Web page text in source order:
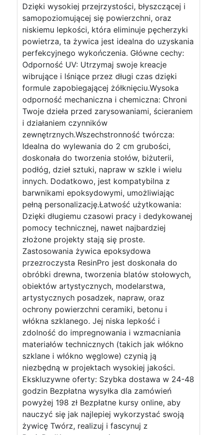
Dzięki wysokiej przejrzystości, błyszczącej i
samopoziomującej się powierzchni, oraz
niskiemu lepkości, która eliminuje pęcherzyki
powietrza, ta żywica jest idealna do uzyskania
perfekcyjnego wykończenia. Główne cechy:
Odporność UV: Utrzymaj swoje kreacje
wibrujące i lśniące przez długi czas dzięki
formule zapobiegającej żółknięciu.Wysoka
odporność mechaniczna i chemiczna: Chroni
Twoje dzieła przed zarysowaniami, ścieraniem
i działaniem czynników
zewnętrznych.Wszechstronność twórcza:
Idealna do wylewania do 2 cm grubości,
doskonała do tworzenia stołów, biżuterii,
podłóg, dzieł sztuki, napraw w szkle i wielu
innych. Dodatkowo, jest kompatybilna z
barwnikami epoksydowymi, umożliwiając
pełną personalizację.Łatwość użytkowania:
Dzięki długiemu czasowi pracy i dedykowanej
pomocy technicznej, nawet najbardziej
złożone projekty stają się proste.
Zastosowania żywica epoksydowa
przezroczysta ResinPro jest doskonała do
obróbki drewna, tworzenia blatów stołowych,
obiektów artystycznych, modelarstwa,
artystycznych posadzek, napraw, oraz
ochrony powierzchni ceramiki, betonu i
włókna szklanego. Jej niska lepkość i
zdolność do impregnowania i wzmacniania
materiałów technicznych (takich jak włókno
szklane i włókno węglowe) czynią ją
niezbędną w projektach wysokiej jakości.
Ekskluzywne oferty: Szybka dostawa w 24-48
godzin Bezpłatna wysyłka dla zamówień
powyżej 198 zł Bezpłatne kursy online, aby
nauczyć się jak najlepiej wykorzystać swoją
żywicę Twórz, realizuj i fascynuj z